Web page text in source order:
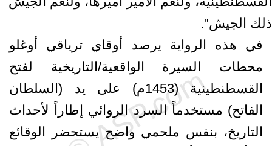
ذلك الجيش".
في هذه الرواية يرصد أوقاي ترياقي أوغلو
محطات السيرة الواقعية/التاريخية لفتح
القسطنطينية (1453م) على يد (السلطان
الفاتح) مستخدماً السرد الروائي إطاراً لأحداث
التاريخ، بنفس ملحمي واضح يستحضر الوقائع